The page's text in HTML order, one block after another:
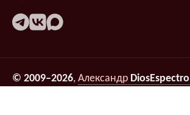
© 2009–2026, Александр DiosEspectro